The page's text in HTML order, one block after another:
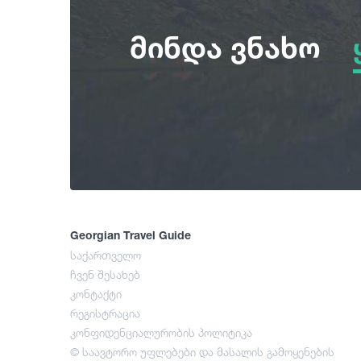
მინდა ვნახო
Georgian Travel Guide
საქართველო
ჩვენ შესახებ
კონტაქტი
რეგისტრაცია
კონფიდენციალურობის პოლიტიკა
© საავტორო უფლებები და მასალის გამოყენების